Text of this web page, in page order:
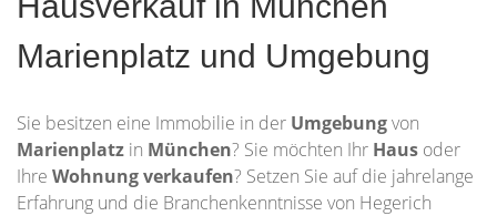
Marienplatz und Umgebung
Sie besitzen eine Immobilie in der Umgebungvon
Marienplatz in München? Sie möchten Ihr Haus oder
Ihre Wohnungverkaufen? Setzen Sie auf die jahrelange
Erfahrung und die Branchenkenntnisse von Hegerich